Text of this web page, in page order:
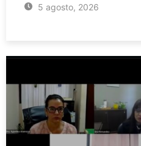
5 agosto, 2026